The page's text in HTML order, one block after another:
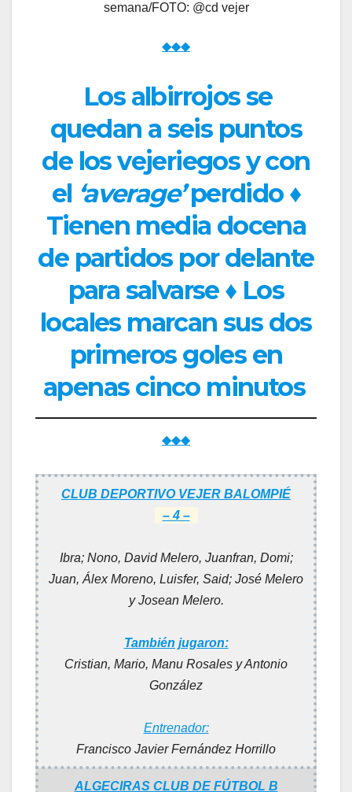
semana/FOTO: @cd vejer
◆◆◆
Los albirrojos se
quedan a seis puntos
de los vejeriegos y con
el ‘average’perdido ♦
Tienen media docena
de partidos por delante
para salvarse ♦ Los
locales marcan sus dos
primeros goles en
apenas cinco minutos
◆◆◆
CLUB DEPORTIVO VEJER BALOMPIÉ
– 4 –
Ibra; Nono, David Melero, Juanfran, Domi;
Juan, Álex Moreno, Luisfer, Said; José Melero
y Josean Melero.
También jugaron:
Cristian, Mario, Manu Rosales y Antonio
González
Entrenador:
Francisco Javier Fernández Horrillo
ALGECIRAS CLUB DE FÚTBOL B